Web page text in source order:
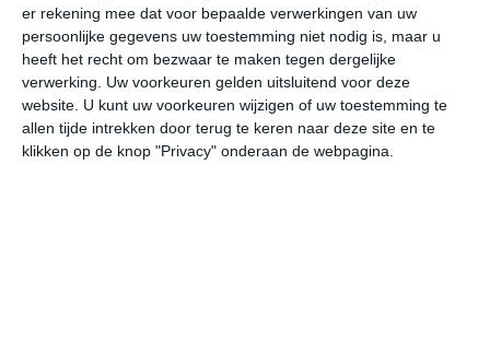
er rekening mee dat voor bepaalde verwerkingen van uw
persoonlijke gegevens uw toestemming niet nodig is, maar u
heeft het recht om bezwaar te maken tegen dergelijke
verwerking. Uw voorkeuren gelden uitsluitend voor deze
website. U kunt uw voorkeuren wijzigen of uw toestemming te
allen tijde intrekken door terug te keren naar deze site en te
klikken op de knop "Privacy" onderaan de webpagina.
09:00 12:00 15:00 18:00 21:00
09:00 12:00 15:00 18:00 21:00